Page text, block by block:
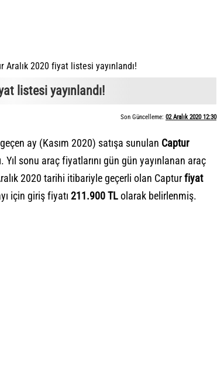
Aralık 2020 fiyat listesi yayınlandı!
listesi yayınlandı!
Son Güncelleme: 02 Aralık 2020 12:30
ay (Kasım 2020) satışa sunulan Captur
Yıl sonu araç fiyatlarını gün gün yayınlanan araç
2020 tarihi itibariyle geçerli olan Capturfiyat
için giriş fiyatı 211.900 TLolarak belirlenmiş.